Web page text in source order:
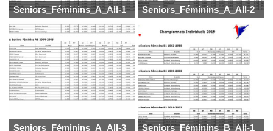
Seniors_Féminins_A_All-1 Seniors_Féminins_A_All-2
Seniors_Féminins_A_All-3 Seniors_Féminins_B_All-1